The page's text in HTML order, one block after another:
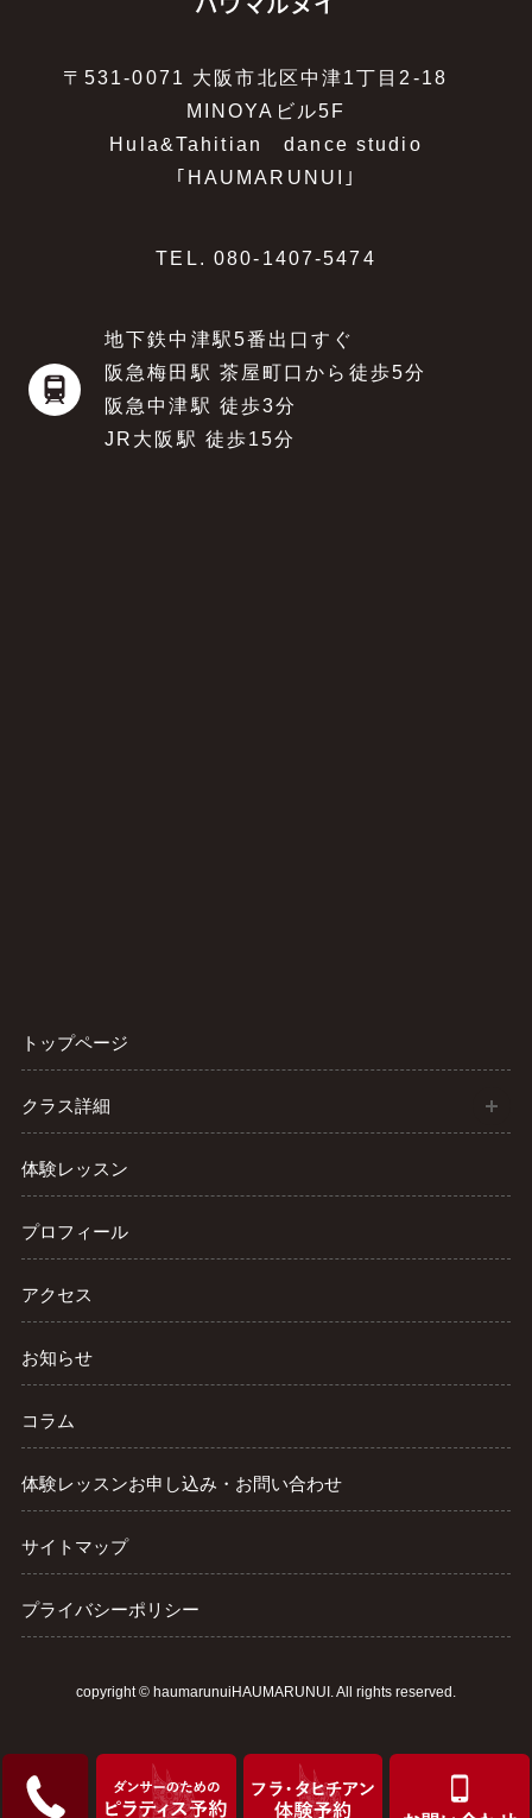
〒531-0071 大阪市北区中津1丁目2-18
MINOYAビル5F
Hula&Tahitian dance studio
｢HAUMARUNUI｣
TEL. 080-1407-5474
地下鉄中津駅5番出口すぐ
阪急梅田駅 茶屋町口から徒歩5分
阪急中津駅 徒歩3分
JR大阪駅 徒歩15分
トップページ
クラス詳細
体験レッスン
プロフィール
アクセス
お知らせ
コラム
体験レッスンお申し込み・お問い合わせ
サイトマップ
プライバシーポリシー
copyright © haumarunuiHAUMARUNUI . All rights reserved.